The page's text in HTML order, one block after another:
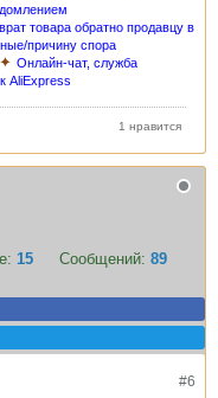
товара обратно продавцу в
причину спора
✦ Онлайн-чат, служба
AliExpress
1 нравится
15 Сообщений: 89
#6